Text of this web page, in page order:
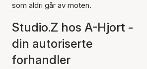
som aldri går av moten.
Studio.Z hos A-Hjort -
din autoriserte
forhandler